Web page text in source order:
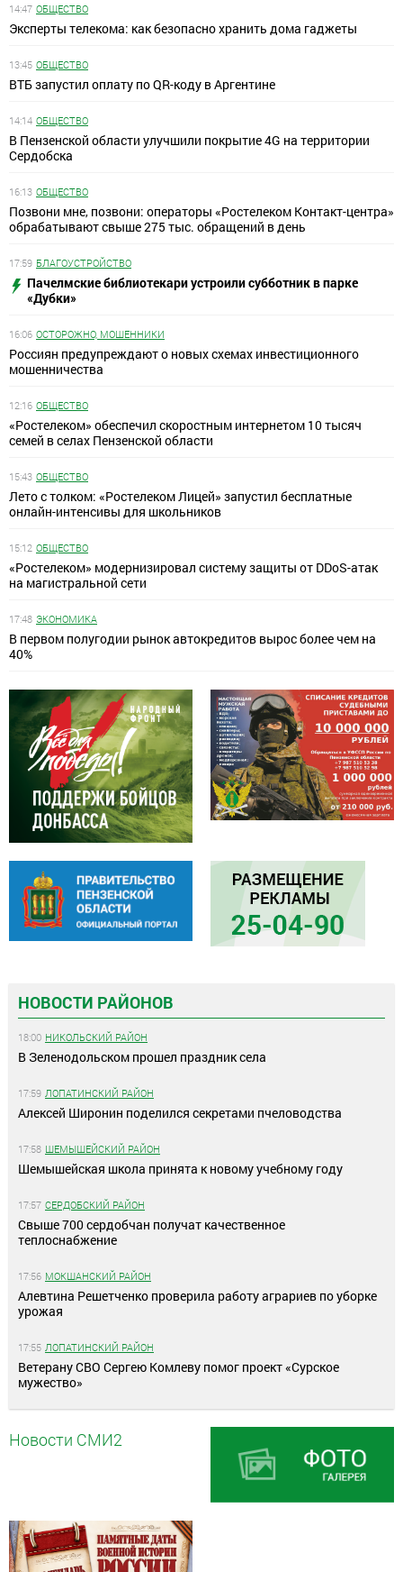
14:47 ОБЩЕСТВО
Эксперты телекома: как безопасно хранить дома гаджеты
13:45 ОБЩЕСТВО
ВТБ запустил оплату по QR-коду в Аргентине
14:14 ОБЩЕСТВО
В Пензенской области улучшили покрытие 4G на территории
Сердобска
16:13 ОБЩЕСТВО
Позвони мне, позвони: операторы «Ростелеком Контакт-центра»
обрабатывают свыше 275 тыс. обращений в день
17:59 БЛАГОУСТРОЙСТВО
Пачелмские библиотекари устроили субботник в парке
«Дубки»
16:06 ОСТОРОЖНО, МОШЕННИКИ
Россиян предупреждают о новых схемах инвестиционного
мошенничества
12:16 ОБЩЕСТВО
«Ростелеком» обеспечил скоростным интернетом 10 тысяч
семей в селах Пензенской области
15:43 ОБЩЕСТВО
Лето с толком: «Ростелеком Лицей» запустил бесплатные
онлайн-интенсивы для школьников
15:12 ОБЩЕСТВО
«Ростелеком» модернизировал систему защиты от DDoS-атак
на магистральной сети
17:48 ЭКОНОМИКА
В первом полугодии рынок автокредитов вырос более чем на
40%
НОВОСТИ РАЙОНОВ
18:00 НИКОЛЬСКИЙ РАЙОН
В Зеленодольском прошел праздник села
17:59 ЛОПАТИНСКИЙ РАЙОН
Алексей Широнин поделился секретами пчеловодства
17:58 ШЕМЫШЕЙСКИЙ РАЙОН
Шемышейская школа принята к новому учебному году
17:57 СЕРДОБСКИЙ РАЙОН
Свыше 700 сердобчан получат качественное
теплоснабжение
17:56 МОКШАНСКИЙ РАЙОН
Алевтина Решетченко проверила работу аграриев по уборке
урожая
17:55 ЛОПАТИНСКИЙ РАЙОН
Ветерану СВО Сергею Комлеву помог проект «Сурское
мужество»
Новости СМИ2